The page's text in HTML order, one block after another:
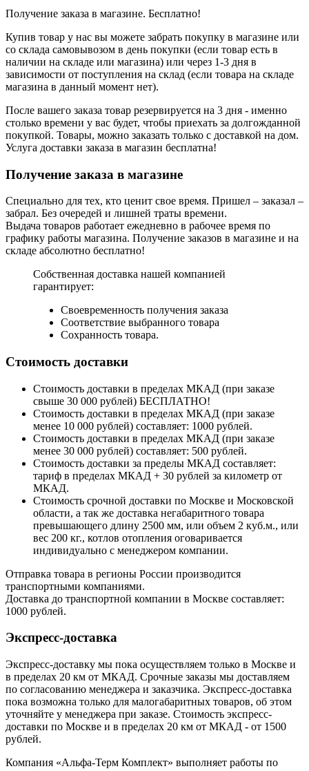
Получение заказа в магазине. Бесплатно!
Купив товар у нас вы можете забрать покупку в магазине или
со склада самовывозом в день покупки (если товар есть в
наличии на складе или магазина) или через 1-3 дня в
зависимости от поступления на склад (если товара на складе
магазина в данный момент нет).
После вашего заказа товар резервируется на 3 дня - именно
столько времени у вас будет, чтобы приехать за долгожданной
покупкой. Товары, можно заказать только с доставкой на дом.
Услуга доставки заказа в магазин бесплатна!
Получение заказа в магазине
Специально для тех, кто ценит свое время. Пришел – заказал –
забрал. Без очередей и лишней траты времени.
Выдача товаров работает ежедневно в рабочее время по
графику работы магазина. Получение заказов в магазине и на
складе абсолютно бесплатно!
Собственная доставка нашей компанией
гарантирует:
Своевременность получения заказа
Соответствие выбранного товара
Сохранность товара.
Стоимость доставки
Стоимость доставки в пределах МКАД (при заказе
свыше 30 000 рублей) БЕСПЛАТНО!
Стоимость доставки в пределах МКАД (при заказе
менее 10 000 рублей) составляет: 1000 рублей.
Стоимость доставки в пределах МКАД (при заказе
менее 30 000 рублей) составляет: 500 рублей.
Стоимость доставки за пределы МКАД составляет:
тариф в пределах МКАД + 30 рублей за километр от
МКАД.
Стоимость срочной доставки по Москве и Московской
области, а так же доставка негабаритного товара
превышающего длину 2500 мм, или объем 2 куб.м., или
вес 200 кг., котлов отопления оговаривается
индивидуально с менеджером компании.
Отправка товара в регионы России производится
транспортными компаниями.
Доставка до транспортной компании в Москве составляет:
1000 рублей.
Экспресс-доставка
Экспресс-доставку мы пока осуществляем только в Москве и
в пределах 20 км от МКАД. Срочные заказы мы доставляем
по согласованию менеджера и заказчика. Экспресс-доставка
пока возможна только для малогабаритных товаров, об этом
уточняйте у менеджера при заказе. Стоимость экспресс-
доставки по Москве и в пределах 20 км от МКАД - от 1500
рублей.
Компания «Альфа-Терм Комплект» выполняет работы по